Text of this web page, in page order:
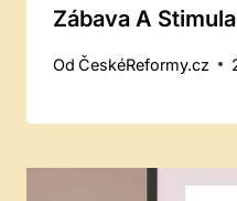
Zábava A
Od ČeskéReformy.cz